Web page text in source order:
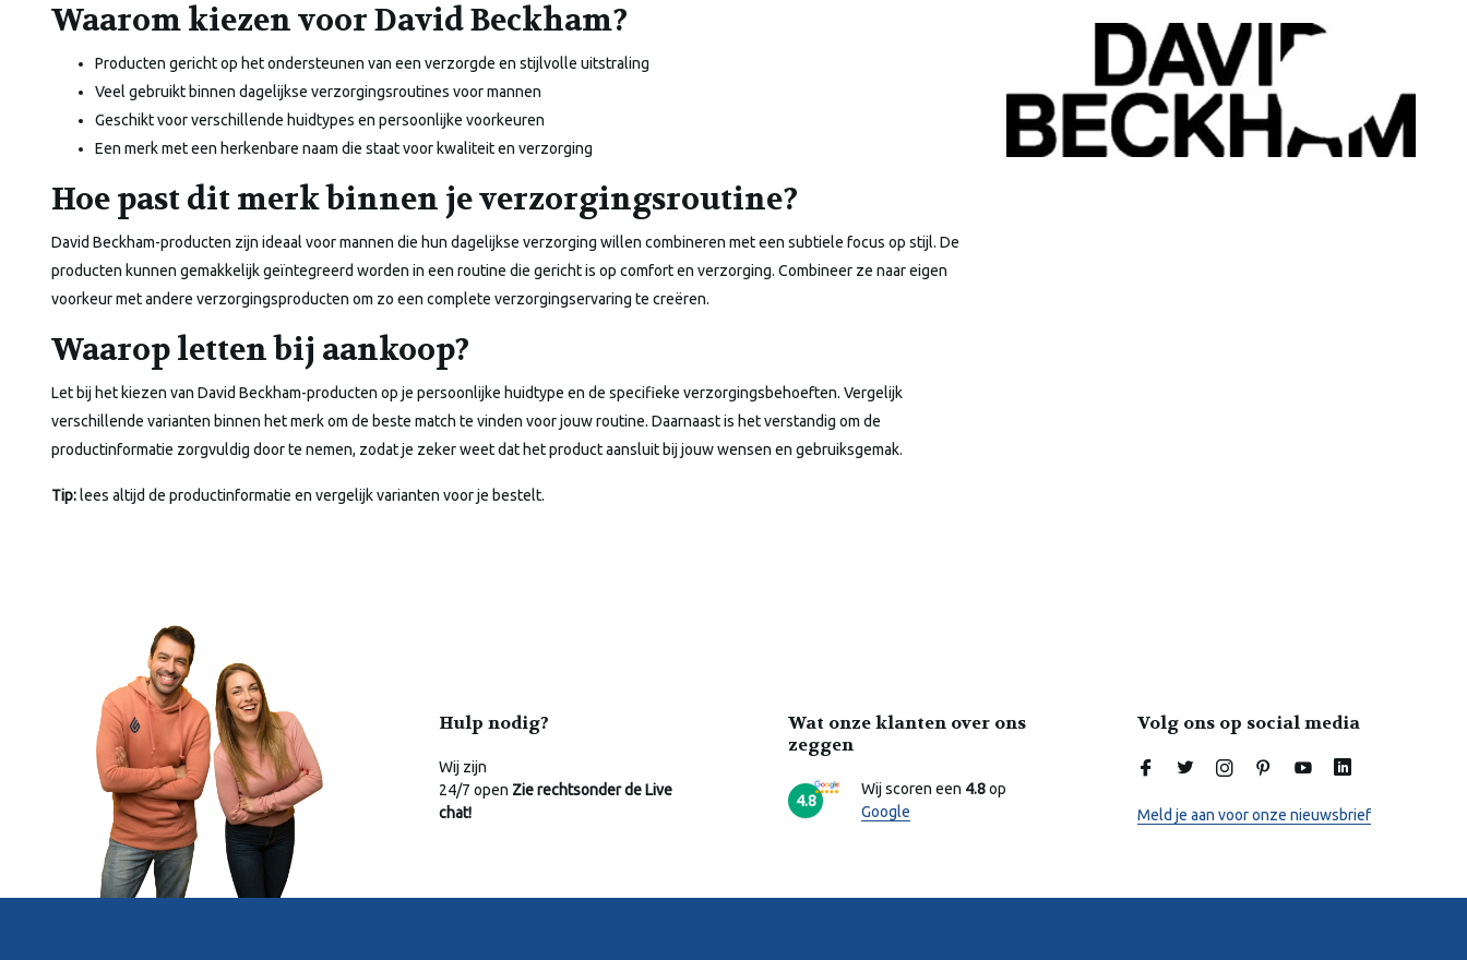
Waarom kiezen voor David Beckham?
Producten gericht op het ondersteunen van een verzorgde en stijlvolle uitstraling
Veel gebruikt binnen dagelijkse verzorgingsroutines voor mannen
Geschikt voor verschillende huidtypes en persoonlijke voorkeuren
Een merk met een herkenbare naam die staat voor kwaliteit en verzorging
Hoe past dit merk binnen je verzorgingsroutine?
David Beckham-producten zijn ideaal voor mannen die hun dagelijkse verzorging willen combineren met een subtiele focus op stijl. De
producten kunnen gemakkelijk geïntegreerd worden in een routine die gericht is op comfort en verzorging. Combineer ze naar eigen
voorkeur met andere verzorgingsproducten om zo een complete verzorgingservaring te creëren.
Waarop letten bij aankoop?
Let bij het kiezen van David Beckham-producten op je persoonlijke huidtype en de specifieke verzorgingsbehoeften. Vergelijk
verschillende varianten binnen het merk om de beste match te vinden voor jouw routine. Daarnaast is het verstandig om de
productinformatie zorgvuldig door te nemen, zodat je zeker weet dat het product aansluit bij jouw wensen en gebruiksgemak.
Tip:lees altijd de productinformatie en vergelijk varianten voor je bestelt.
Hulp nodig?
Wij zijn
24/7 open Zie rechtsonder de Live
chat!
Wat onze klanten over ons
zeggen
4.8
Wij scoren een 4.8op
Google
Volg ons op social media
Meld je aan voor onze nieuwsbrief